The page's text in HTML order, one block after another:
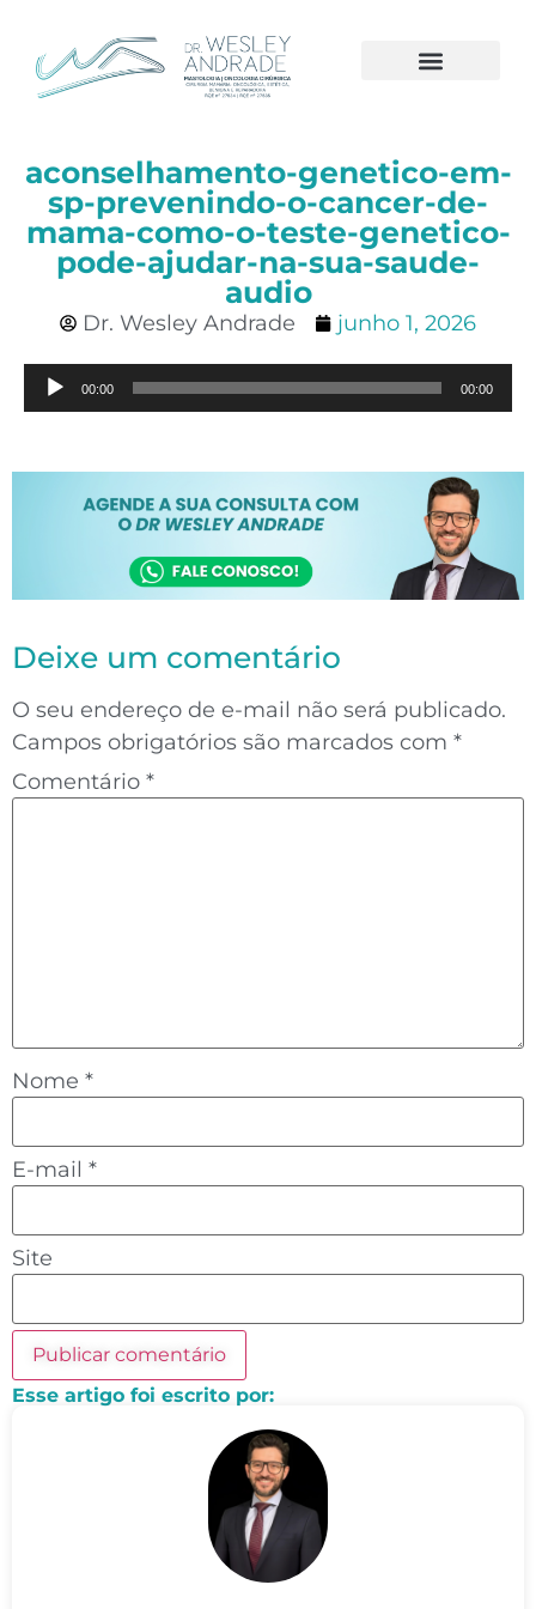
aconselhamento-genetico-em-
sp-prevenindo-o-cancer-de-
mama-como-o-teste-genetico-
pode-ajudar-na-sua-saude-
audio
Dr. Wesley Andrade junho 1, 2026
Tocador
00:00 00:00
Deixe um comentário
O seu endereço de e-mail não será publicado.
Campos obrigatórios são marcados com *
Comentário *
Nome *
E-mail *
Site
Esse artigo foi escrito por: